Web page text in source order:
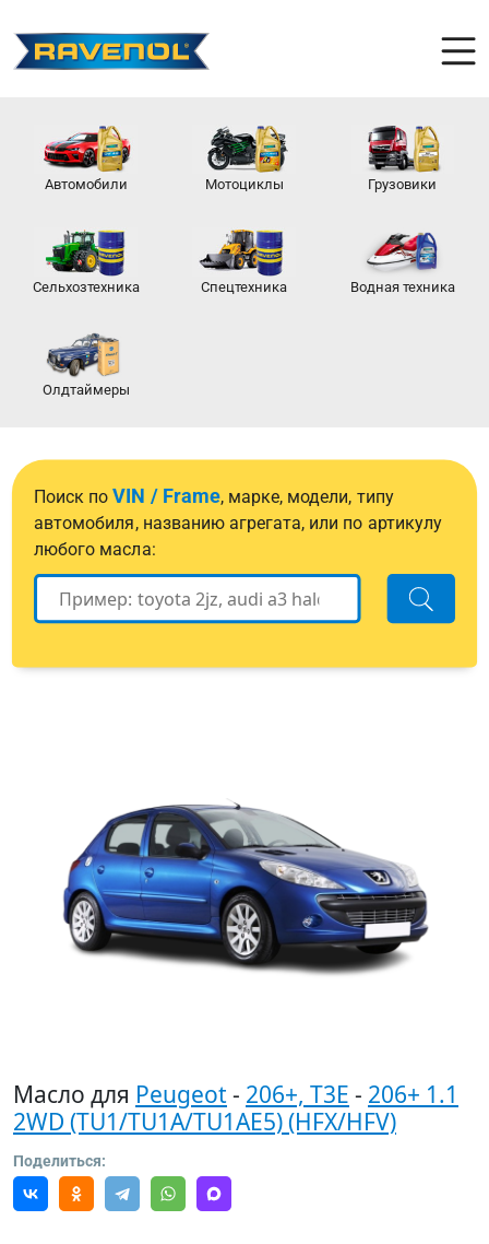
Автомобили Мотоциклы Грузовики
Сельхозтехника Спецтехника Водная техника
Олдтаймеры
Поиск поVIN / Frame, марке, модели, типу
автомобиля, названию агрегата, или по артикулу
любого масла:
Масло для Peugeot- 206+, T3E - 206+ 1.1
2WD (TU1/TU1A/TU1AE5) (HFX/HFV)
Поделиться: